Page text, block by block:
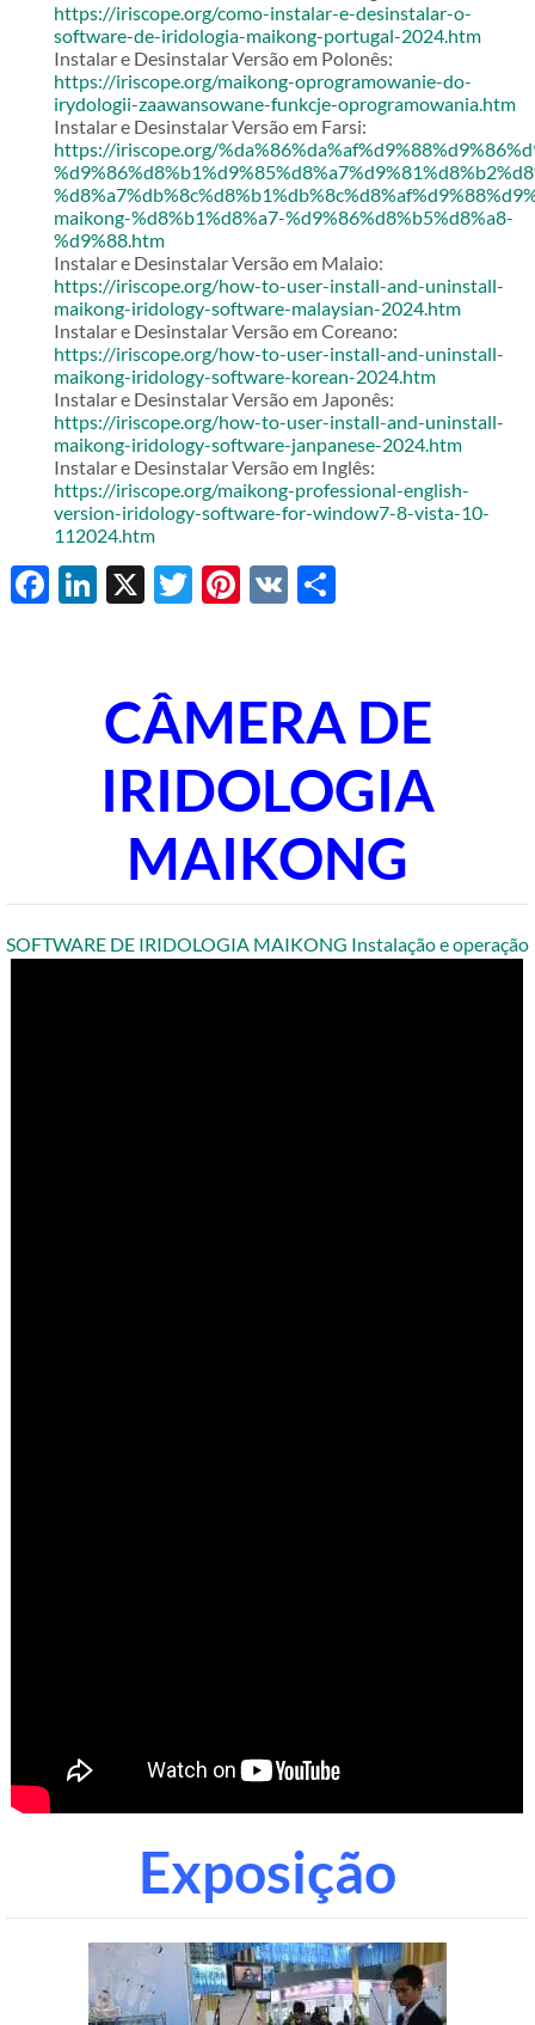
https://iriscope.org/como-instalar-e-desinstalar-o-
software-de-iridologia-maikong-portugal-2024.htm
Instalar e Desinstalar Versão em Polonês:
https://iriscope.org/maikong-oprogramowanie-do-
irydologii-zaawansowane-funkcje-oprogramowania.htm
Instalar e Desinstalar Versão em Farsi:
https://iriscope.org/
maikong-%d8%b1%d8%a7-%d9%86%d8%b5%d8%a8-
%d9%88.htm
Instalar e Desinstalar Versão em Malaio:
https://iriscope.org/how-to-user-install-and-uninstall-
maikong-iridology-software-malaysian-2024.htm
Instalar e Desinstalar Versão em Coreano:
https://iriscope.org/how-to-user-install-and-uninstall-
maikong-iridology-software-korean-2024.htm
Instalar e Desinstalar Versão em Japonês:
https://iriscope.org/how-to-user-install-and-uninstall-
maikong-iridology-software-janpanese-2024.htm
Instalar e Desinstalar Versão em Inglês:
https://iriscope.org/maikong-professional-english-
version-iridology-software-for-window7-8-vista-10-
112024.htm
Facebook
LinkedIn
X Twitter
Pinterest
VK
CÂMERA DE
IRIDOLOGIA
MAIKONG
SOFTWARE DE IRIDOLOGIA MAIKONG Instalação e operação
Exposição